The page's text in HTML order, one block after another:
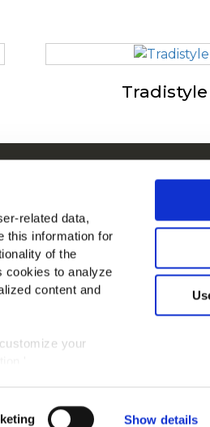
related data,
this information for
of the
cookies to analyze
content and
your
Show details
McCain στην Ευρώπη
μας στο